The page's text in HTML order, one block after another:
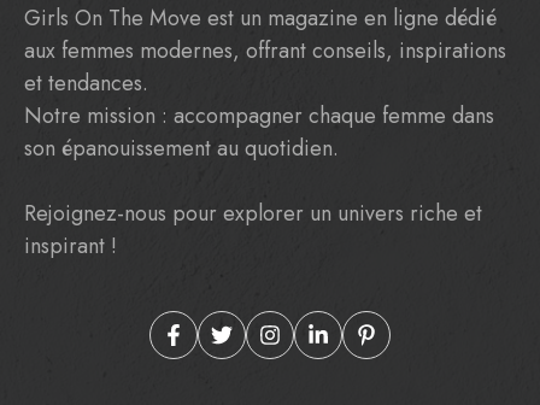
Girls On The Move est un magazine en ligne dédié
aux femmes modernes, offrant conseils, inspirations
et tendances.
Notre mission : accompagner chaque femme dans
son épanouissement au quotidien.
Rejoignez-nous pour explorer un univers riche et
inspirant !